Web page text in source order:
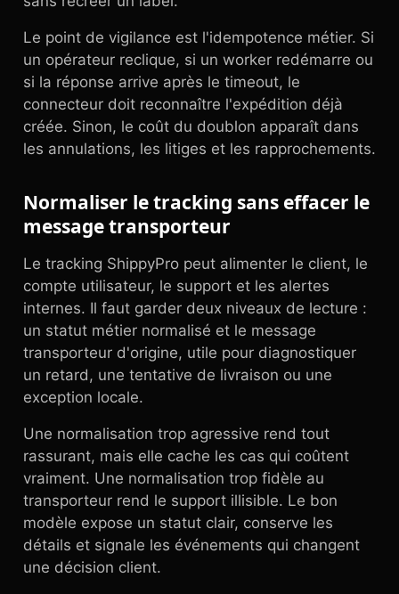
Le point de vigilance est l'idempotence métier. Si
un opérateur reclique, si un worker redémarre ou
si la réponse arrive après le timeout, le
connecteur doit reconnaître l'expédition déjà
créée. Sinon, le coût du doublon apparaît dans
les annulations, les litiges et les rapprochements.
Normaliser le tracking sans effacer le
message transporteur
Le tracking ShippyPro peut alimenter le client, le
compte utilisateur, le support et les alertes
internes. Il faut garder deux niveaux de lecture :
un statut métier normalisé et le message
transporteur d'origine, utile pour diagnostiquer
un retard, une tentative de livraison ou une
exception locale.
Une normalisation trop agressive rend tout
rassurant, mais elle cache les cas qui coûtent
vraiment. Une normalisation trop fidèle au
transporteur rend le support illisible. Le bon
modèle expose un statut clair, conserve les
détails et signale les événements qui changent
une décision client.